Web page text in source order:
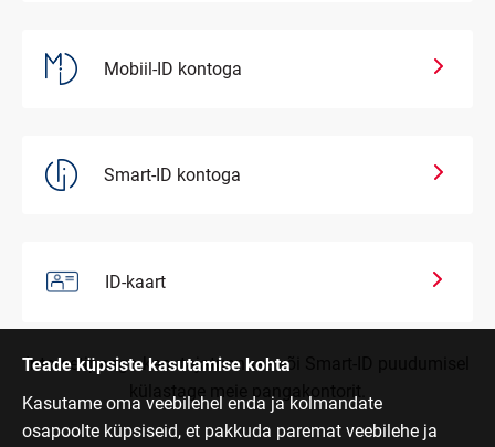
Mobiil-ID kontoga
Smart-ID kontoga
ID-kaart
Internetipanga kasutajatunnuse või Smart-ID puudumisel
külastage meie pangakontorit.
Teade küpsiste kasutamise kohta
Kasutame oma veebilehel enda ja kolmandate
osapoolte küpsiseid, et pakkuda paremat veebilehe ja